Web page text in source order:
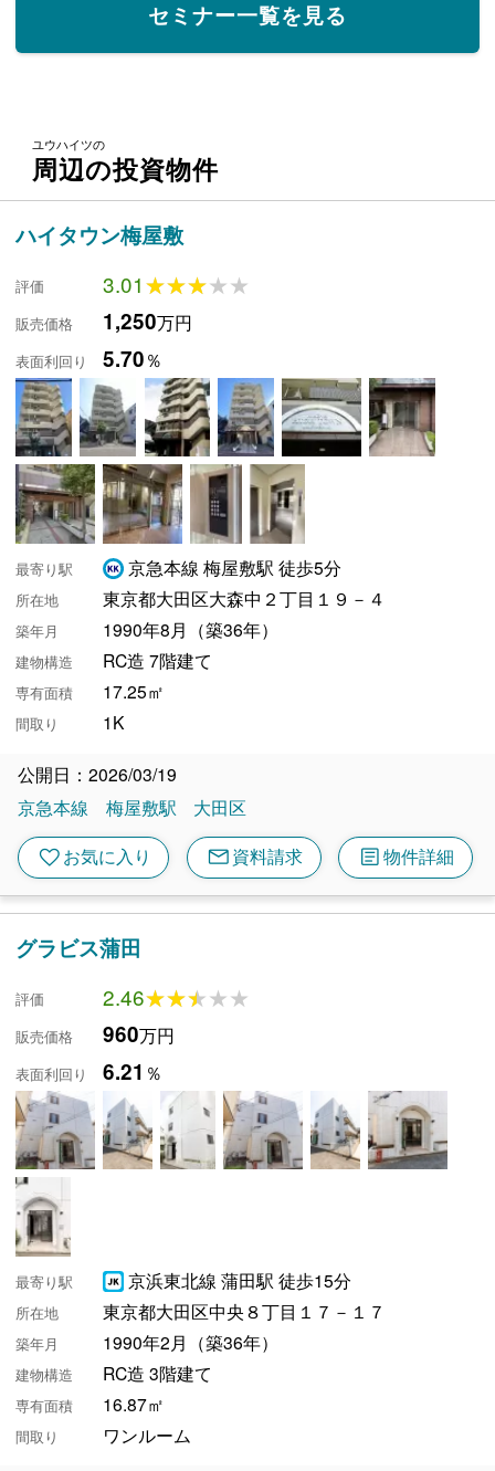
セミナー一覧を見る
ユウハイツの
周辺の投資物件
ハイタウン梅屋敷
評価 3.01★★★★★
★★★★★
販売価格 1,250万円
表面利回り 5.70％
最寄り駅 京急本線 梅屋敷駅 徒歩5分
所在地 東京都大田区大森中２丁目１９－４
築年月 1990年8月（築36年）
建物構造 RC造 7階建て
専有面積 17.25㎡
間取り 1K
公開日：2026/03/19
京急本線
梅屋敷駅 大田区
favoriteお気に入り mail資料請求 article物件詳細
グラビス蒲田
評価 2.46★★★★★
★★★★★
販売価格 960万円
表面利回り 6.21 ％
最寄り駅 京浜東北線 蒲田駅 徒歩15分
所在地 東京都大田区中央８丁目１７－１７
築年月 1990年2月（築36年）
建物構造 RC造 3階建て
専有面積 16.87㎡
間取り ワンルーム